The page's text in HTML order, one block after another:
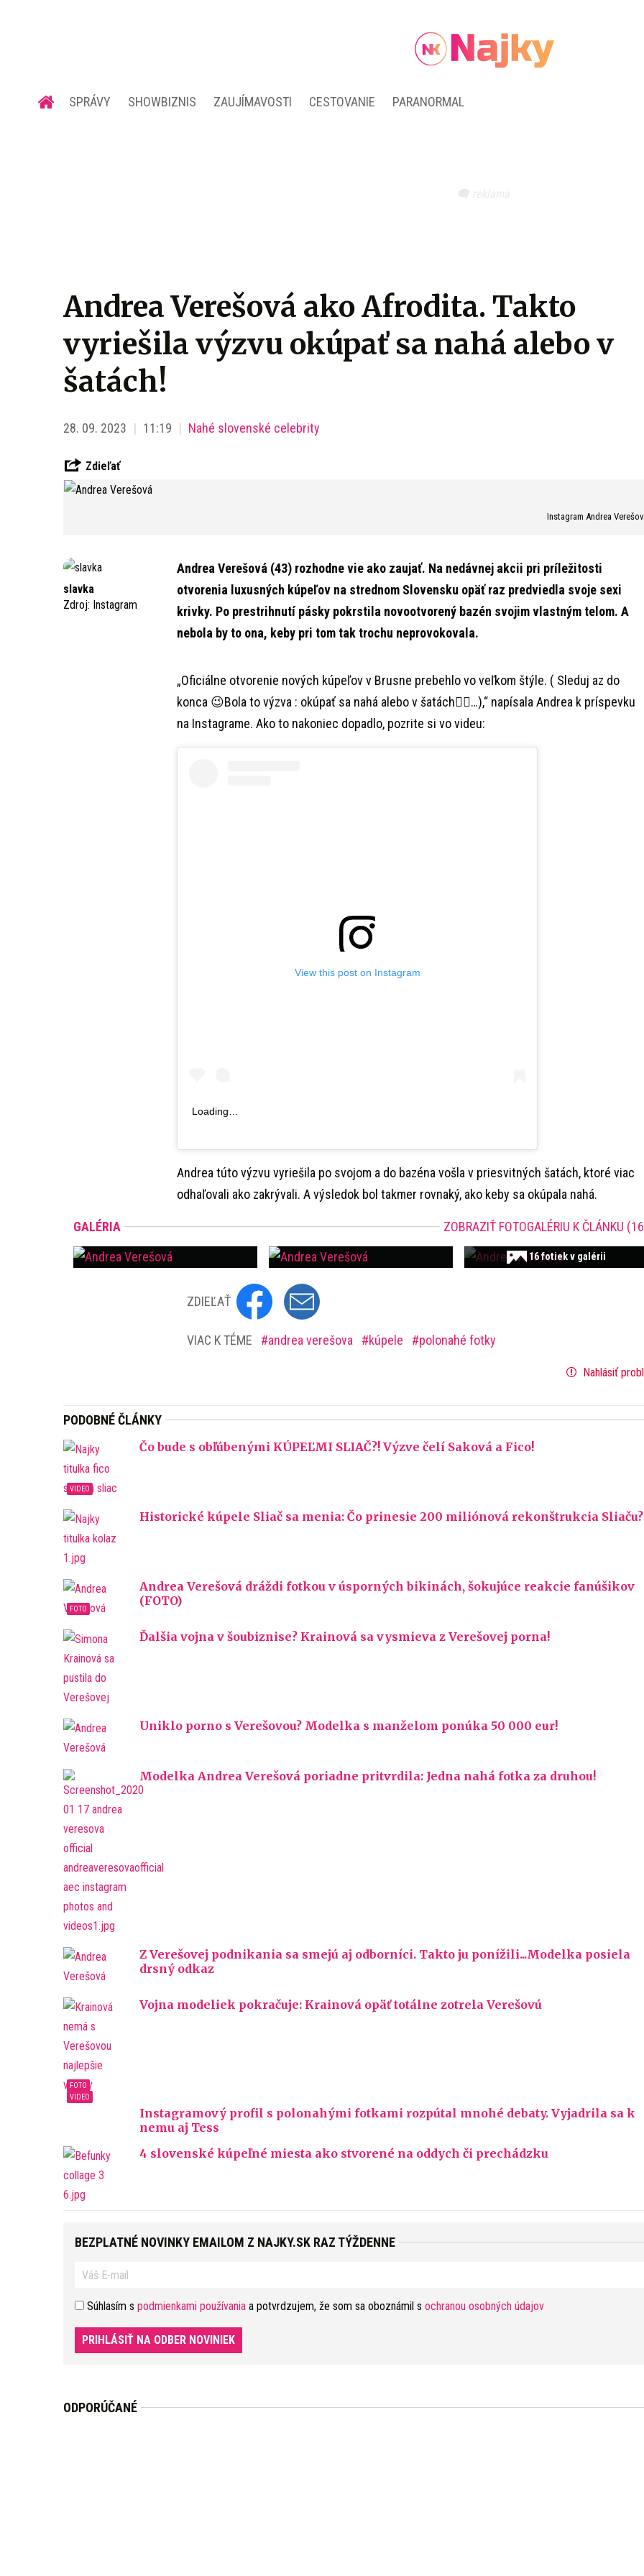
SPRÁVY SHOWBIZNIS ZAUJÍMAVOSTI CESTOVANIE PARANORMAL
Andrea Verešová ako Afrodita. Takto
vyriešila výzvu okúpať sa nahá alebo v
šatách!
28. 09. 2023 11:19 Nahé slovenské celebrity
Zdieľať
Instagram Andrea
slavka
Zdroj: Instagram
Andrea Verešová (43) rozhodne vie ako zaujať. Na nedávnej akcii pri príležitosti
otvorenia luxusných kúpeľov na strednom Slovensku opäť raz predviedla svoje sexi
krivky. Po prestrihnutí pásky pokrstila novootvorený bazén svojim vlastným telom. A
nebola by to ona, keby pri tom tak trochu neprovokovala.
„Oficiálne otvorenie nových kúpeľov v Brusne prebehlo vo veľkom štýle. ( Sleduj az do
konca 😉Bola to výzva : okúpať sa nahá alebo v šatách💁‍♀️…),“ napísala Andrea k príspevku
na Instagrame. Ako to nakoniec dopadlo, pozrite si vo videu:
View this post on Instagram
Loading…
Andrea túto výzvu vyriešila po svojom a do bazéna vošla v priesvitných šatách, ktoré viac
odhaľovali ako zakrývali. A výsledok bol takmer rovnaký, ako keby sa okúpala nahá.
GALÉRIA ZOBRAZIŤ FOTOGALÉRIU K ČLÁNKU
16 fotiek v galérii
ZDIEĽAŤ
VIAC K TÉME andrea verešova kúpele polonahé fotky
Nahlásiť
PODOBNÉ ČLÁNKY
Čo bude s obľúbenými KÚPEĽMI SLIAČ?! Výzve čelí Saková a Fico!
Historické kúpele Sliač sa menia: Čo prinesie 200 miliónová rekonštrukcia Sliaču?
Andrea Verešová dráždi fotkou v úsporných bikinách, šokujúce reakcie fanúšikov
(FOTO)
Ďalšia vojna v šoubiznise? Krainová sa vysmieva z Verešovej porna!
Uniklo porno s Verešovou? Modelka s manželom ponúka 50 000 eur!
Modelka Andrea Verešová poriadne pritvrdila: Jedna nahá fotka za druhou!
Z Verešovej podnikania sa smejú aj odborníci. Takto ju ponížili...Modelka posiela
drsný odkaz
Vojna modeliek pokračuje: Krainová opäť totálne zotrela Verešovú
Instagramový profil s polonahými fotkami rozpútal mnohé debaty. Vyjadrila sa k
nemu aj Tess
4 slovenské kúpeľné miesta ako stvorené na oddych či prechádzku
BEZPLATNÉ NOVINKY EMAILOM Z NAJKY.SK RAZ TÝŽDENNE
Súhlasím s podmienkami používania a potvrdzujem, že som sa oboznámil s ochranou osobných údajov
PRIHLÁSIŤ NA ODBER NOVINIEK
ODPORÚČANÉ